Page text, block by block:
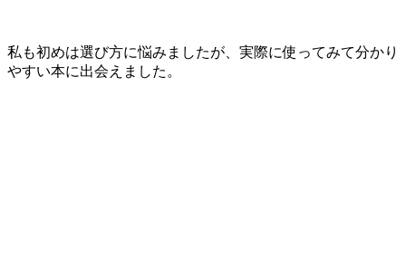
私も初めは選び方に悩みましたが、実際に使ってみて分かり
やすい本に出会えました。